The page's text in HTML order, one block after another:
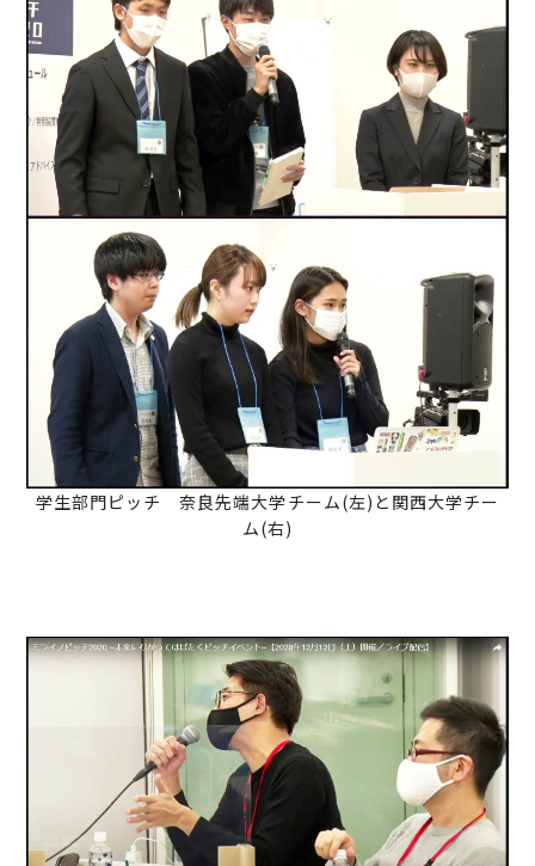
学生部門ピッチ 奈良先端大学チーム(左)と関西大学チー
ム(右)